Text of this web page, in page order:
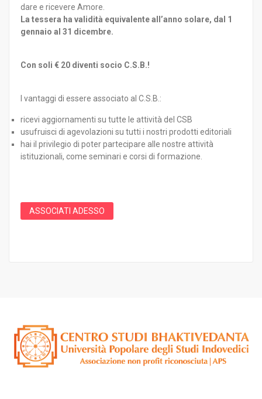
dare e ricevere Amore.
La tessera ha validità equivalente all’anno solare, dal 1
gennaio al 31 dicembre.
Con soli € 20 diventi socio C.S.B.!
I vantaggi di essere associato al C.S.B.:
ricevi aggiornamenti su tutte le attività del CSB
usufruisci di agevolazioni su tutti i nostri prodotti editoriali
hai il privilegio di poter partecipare alle nostre attività
istituzionali, come seminari e corsi di formazione.
ASSOCIATI ADESSO